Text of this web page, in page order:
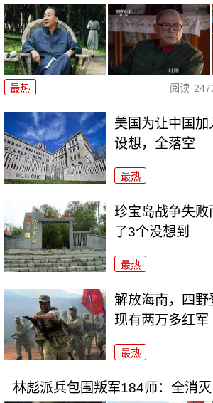
最热 阅读
美国为让中国
设想，全落空
最热
珍宝岛战争失
了3个没想到
最热
解放海南，四
现有两万多红军
最热
林彪派兵包围叛军184师：全消